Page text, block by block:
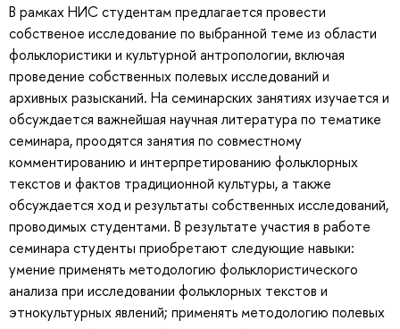
В рамках НИС студентам предлагается провести
собственое исследование по выбранной теме из области
фольклористики и культурной антропологии, включая
проведение собственных полевых исследований и
архивных разысканий. На семинарских занятиях изучается и
обсуждается важнейшая научная литература по тематике
семинара, проодятся занятия по совместному
комментированию и интерпретированию фольклорных
текстов и фактов традиционной культуры, а также
обсуждается ход и результаты собственных исследований,
проводимых студентами. В результате участия в работе
семинара студенты приобретают следующие навыки:
умение применять методологию фольклористического
анализа при исследовании фольклорных текстов и
этнокультурных явлений; применять методологию полевых